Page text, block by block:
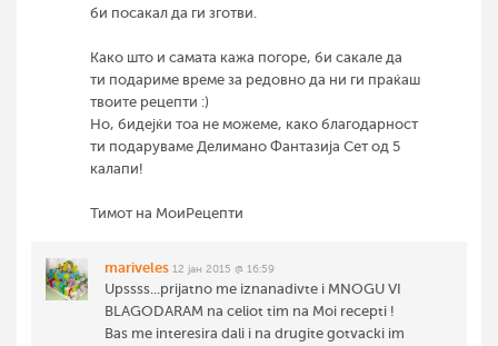
би посакал да ги зготви.
Како што и самата кажа погоре, би сакале да
ти подариме време за редовно да ни ги праќаш
твоите рецепти :)
Но, бидејќи тоа не можеме, како благодарност
ти подаруваме Делимано Фантазија Сет од 5
калапи!
Тимот на МоиРецепти
mariveles 12 јан 2015 @ 16:59
Upssss...prijatno me iznanadivte i MNOGU VI
BLAGODARAM na celiot tim na Moi recepti !
Bas me interesira dali i na drugite gotvacki im